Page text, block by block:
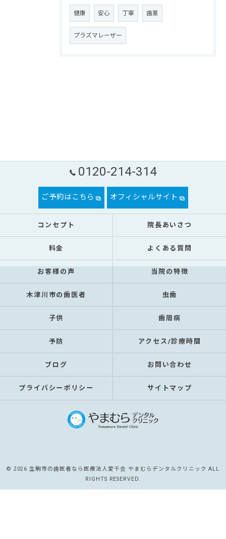
健康 安心 丁寧 歯茎
プラズマレーザー
0120-214-314
ご予約はこちら オフィシャルサイト
コンセプト 院長あいさつ
料金 よくある質問
お客様の声 当院の特徴
木津川市の歯医者 虫歯
子供 歯周病
予防 アクセス/診療時間
ブログ お問い合わせ
プライバシーポリシー サイトマップ
© 2026 生駒市の歯医者なら医療法人愛千会 やまむらデンタルクリニック ALL
RIGHTS RESERVED.